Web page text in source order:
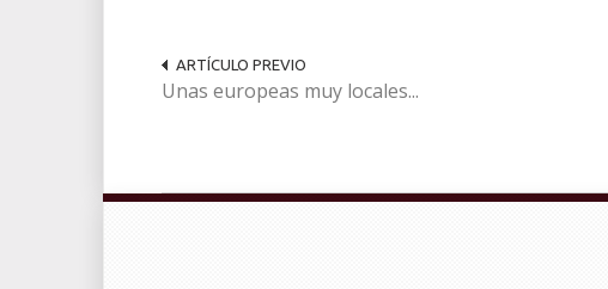
ARTÍCULO PREVIO
Unas europeas muy locales...